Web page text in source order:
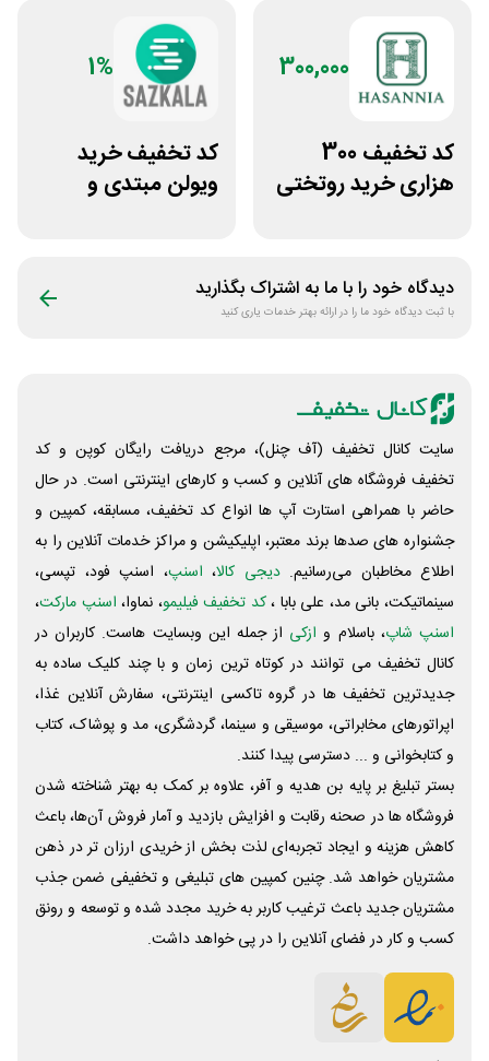
300,000
کد تخفیف 300
هزاری خرید روتختی
1%
کد تخفیف خرید
ویولن مبتدی و
دیدگاه خود را با ما به اشتراک بگذارید
با ثبت دیدگاه خود ما را در ارائه بهتر خدمات یاری کنید
سایت کانال تخفیف (آف چنل)، مرجع دریافت رایگان کوپن و کد
تخفیف فروشگاه های آنلاین و کسب و‌ کارهای اینترنتی است. در حال
حاضر با همراهی استارت آپ ها انواع کد تخفیف، مسابقه، کمپین و
جشنواره های صدها برند معتبر، اپلیکیشن و مراکز خدمات آنلاین را به
اطلاع مخاطبان می‌رسانیم. دیجی کالا، اسنپ، اسنپ فود، تپسی،
سینماتیکت، بانی مد، علی‌ بابا ،کد تخفیف فیلیمو، نماوا، اسنپ مارکت،
اسنپ شاپ، باسلام و ازکی از جمله این وبسایت ‌هاست. کاربران در
کانال تخفیف می توانند در کوتاه ترین زمان و با چند کلیک ساده به
جدیدترین تخفیف ها در گروه تاکسی اینترنتی، سفارش آنلاین غذا،
اپراتورهای مخابراتی، موسیقی و سینما، گردشگری، مد و پوشاک، کتاب
و کتابخوانی و ... دسترسی پیدا کنند.
بستر تبلیغ بر پایه بن هدیه و آفر، علاوه بر کمک به بهتر شناخته شدن
فروشگاه ها در صحنه رقابت و افزایش بازدید و آمار فروش آن‌ها، باعث
کاهش هزینه و ایجاد تجربه‌ای لذت بخش از خریدی ارزان تر در ذهن
مشتریان خواهد شد. چنین کمپین های تبلیغی و تخفیفی ضمن جذب
مشتریان جدید باعث ترغیب کاربر به خرید مجدد شده و توسعه و رونق
کسب و کار در فضای آنلاین را در پی خواهد داشت.